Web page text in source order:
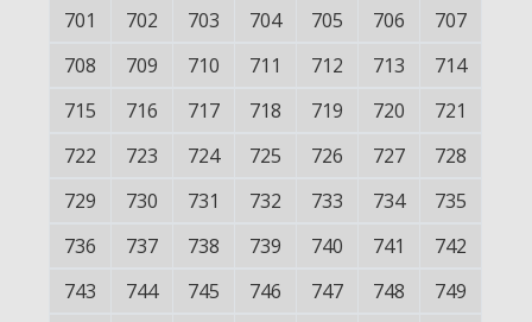
701
702 703 704 705 706
707
708
709 710 711 712 713
714
715
716 717 718 719 720
721
722
723 724 725 726 727
728
729
730 731 732 733 734
735
736
737 738 739 740 741
742
743
744 745 746 747 748
749